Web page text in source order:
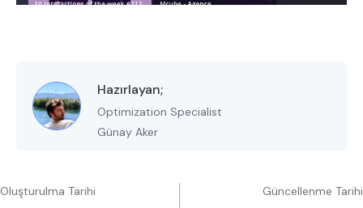
Hazırlayan;
Optimization Specialist
Günay Aker
Oluşturulma Tarihi Güncellenme Tarihi